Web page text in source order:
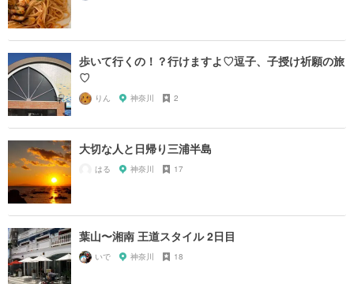
歩いて行くの！？行けますよ♡逗子、子授け祈願の旅
♡
りん 神奈川 2
大切な人と日帰り三浦半島
はる 神奈川 17
葉山〜湘南 王道スタイル 2日目
いで 神奈川 18